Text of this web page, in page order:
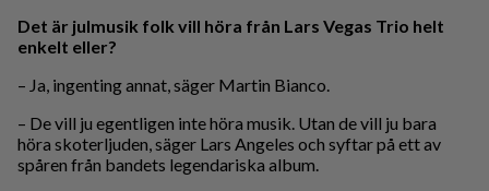
Det är julmusik folk vill höra från Lars Vegas Trio helt
enkelt eller?
– Ja, ingenting annat, säger Martin Bianco.
– De vill ju egentligen inte höra musik. Utan de vill ju bara
höra skoterljuden, säger Lars Angeles och syftar på ett av
spåren från bandets legendariska album.